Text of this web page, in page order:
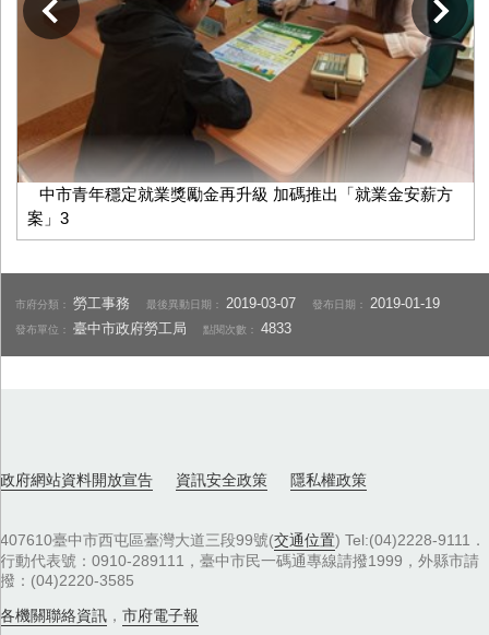
中市青年穩定就業獎勵金再升級 加碼推出「就業金安薪方
案」3
下一張
市府分類：勞工事務 最後異動日期：2019-03-07 發布日期：2019-01-19
發布單位：臺中市政府勞工局 點閱次數：4833
政府網站資料開放宣告 資訊安全政策 隱私權政策
407610臺中市西屯區臺灣大道三段99號(交通位置) Tel:(04)2228-9111．
行動代表號：0910-289111，臺中市民一碼通專線請撥1999，外縣市請
撥：(04)2220-3585
各機關聯絡資訊 ， 市府電子報